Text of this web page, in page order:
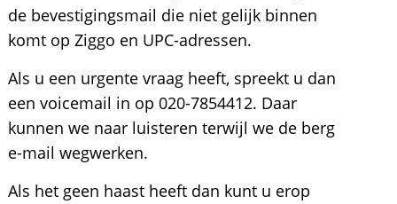
de bevestigingsmail die niet gelijk binnen
komt op Ziggo en UPC-adressen.
Als u een urgente vraag heeft, spreekt u dan
een voicemail in op 020-7854412. Daar
kunnen we naar luisteren terwijl we de berg
e-mail wegwerken.
Als het geen haast heeft dan kunt u erop